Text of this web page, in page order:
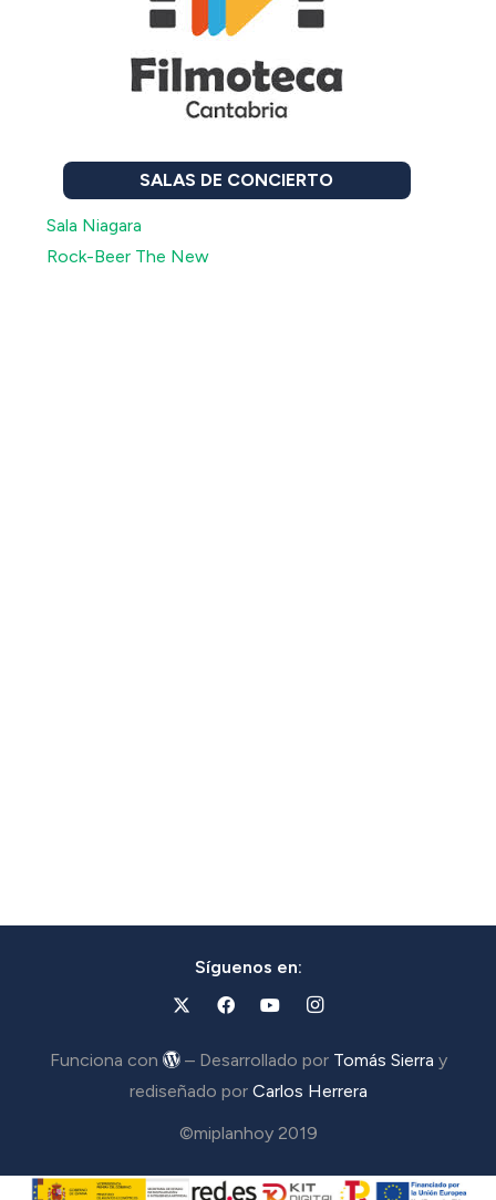
SALAS DE CONCIERTO
Sala Niagara
Rock-Beer The New
Síguenos en:
Funciona con – Desarrollado por Tomás Sierra y
rediseñado por Carlos Herrera
©miplanhoy 2019